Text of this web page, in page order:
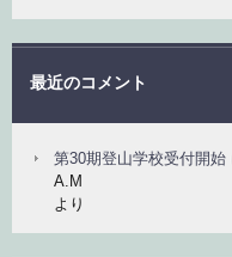
最近のコメント
第30期登山学校受付開始
A.M
より